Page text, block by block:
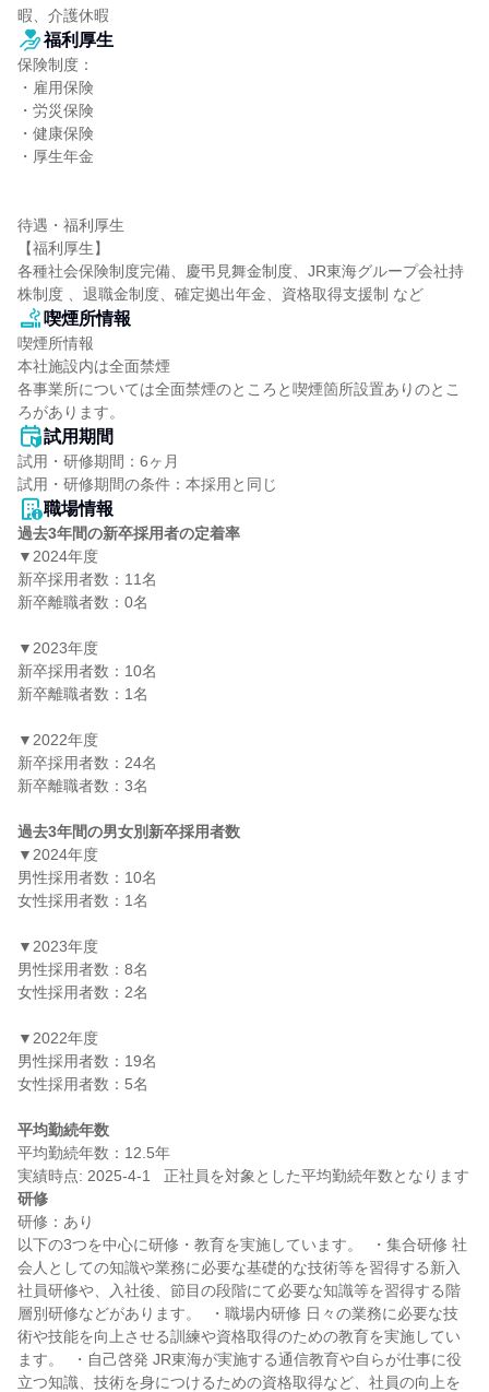
暇、介護休暇
福利厚生
保険制度：
・雇用保険
・労災保険
・健康保険
・厚生年金
待遇・福利厚生
【福利厚生】
各種社会保険制度完備、慶弔見舞金制度、JR東海グループ会社持
株制度 、退職金制度、確定拠出年金、資格取得支援制 など
喫煙所情報
喫煙所情報
本社施設内は全面禁煙
各事業所については全面禁煙のところと喫煙箇所設置ありのとこ
ろがあります。
試用期間
試用・研修期間：6ヶ月
職場情報
過去3年間の新卒採用者の定着率
▼2024年度
新卒採用者数：11名
新卒離職者数：0名
▼2023年度
新卒採用者数：10名
新卒離職者数：1名
▼2022年度
新卒採用者数：24名
新卒離職者数：3名
過去3年間の男女別新卒採用者数
▼2024年度
男性採用者数：10名
女性採用者数：1名
▼2023年度
男性採用者数：8名
女性採用者数：2名
▼2022年度
男性採用者数：19名
女性採用者数：5名
平均勤続年数
平均勤続年数：12.5年
研修
研修：あり
以下の3つを中心に研修・教育を実施しています。  ・集合研修 社
会人としての知識や業務に必要な基礎的な技術等を習得する新入
社員研修や、入社後、節目の段階にて必要な知識等を習得する階
層別研修などがあります。  ・職場内研修 日々の業務に必要な技
術や技能を向上させる訓練や資格取得のための教育を実施してい
ます。  ・自己啓発 JR東海が実施する通信教育や自らが仕事に役
立つ知識、技術を身につけるための資格取得など、社員の向上を